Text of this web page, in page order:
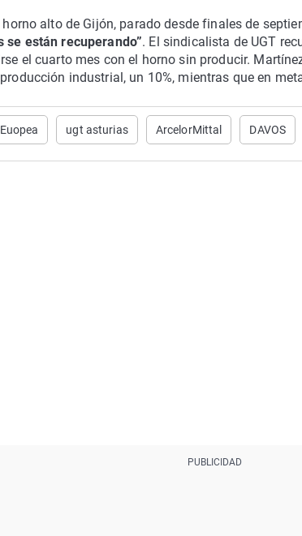
alto de Gijón, parado desde finales de
están recuperando”. El sindicalista de UGT
el cuarto mes con el horno sin producir.
industrial, un 10%, mientras que en
ugt asturias ArcelorMittal DAVOS